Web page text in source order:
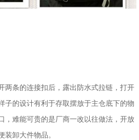
两条的连接扣后，露出防水式拉链，打开
子的设计有利于存取摆放于主仓底下的物
，难能可贵的是厂商一改以往做法，开放
装卸大件物品。